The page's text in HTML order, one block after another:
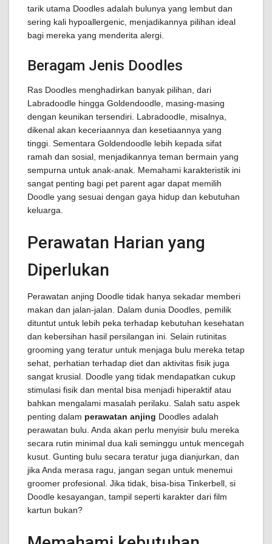
tarik utama Doodles adalah bulunya yang lembut dan
sering kali hypoallergenic, menjadikannya pilihan ideal
bagi mereka yang menderita alergi.
Beragam Jenis Doodles
Ras Doodles menghadirkan banyak pilihan, dari
Labradoodle hingga Goldendoodle, masing-masing
dengan keunikan tersendiri. Labradoodle, misalnya,
dikenal akan keceriaannya dan kesetiaannya yang
tinggi. Sementara Goldendoodle lebih kepada sifat
ramah dan sosial, menjadikannya teman bermain yang
sempurna untuk anak-anak. Memahami karakteristik ini
sangat penting bagi pet parent agar dapat memilih
Doodle yang sesuai dengan gaya hidup dan kebutuhan
keluarga.
Perawatan Harian yang
Diperlukan
Perawatan anjing Doodle tidak hanya sekadar memberi
makan dan jalan-jalan. Dalam dunia Doodles, pemilik
dituntut untuk lebih peka terhadap kebutuhan kesehatan
dan kebersihan hasil persilangan ini. Selain rutinitas
grooming yang teratur untuk menjaga bulu mereka tetap
sehat, perhatian terhadap diet dan aktivitas fisik juga
sangat krusial. Doodle yang tidak mendapatkan cukup
stimulasi fisik dan mental bisa menjadi hiperaktif atau
bahkan mengalami masalah perilaku. Salah satu aspek
penting dalam perawatan anjing Doodles adalah
perawatan bulu. Anda akan perlu menyisir bulu mereka
secara rutin minimal dua kali seminggu untuk mencegah
kusut. Gunting bulu secara teratur juga dianjurkan, dan
jika Anda merasa ragu, jangan segan untuk menemui
groomer profesional. Jika tidak, bisa-bisa Tinkerbell, si
Doodle kesayangan, tampil seperti karakter dari film
kartun bukan?